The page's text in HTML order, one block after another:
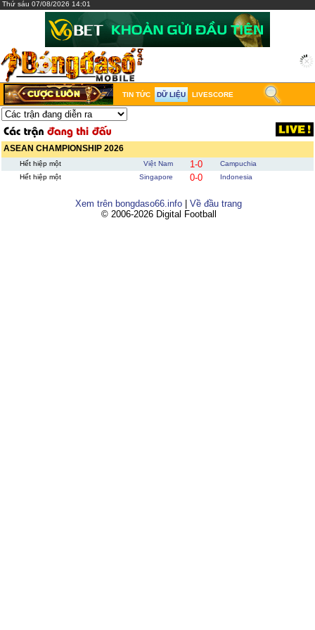
Thứ sáu 07/08/2026 14:01
TIN TỨC DỮ LIỆU LIVESCORE
ASEAN CHAMPIONSHIP 2026
Hết hiệp một Việt Nam 1-0
Campuchia
Hết hiệp một
Singapore 0-0 Indonesia
Xem trên bongdaso66.info
Về đầu trang
© 2006-2026 Digital Football